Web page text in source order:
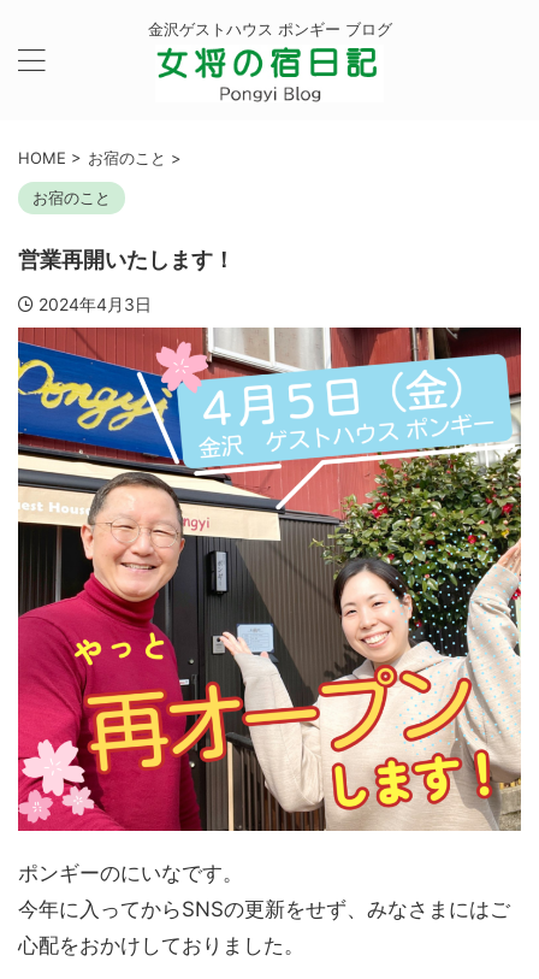
金沢ゲストハウス ポンギー ブログ
HOME > お宿のこと >
お宿のこと
営業再開いたします！
2024年4月3日
ポンギーのにいなです。
今年に入ってからSNSの更新をせず、みなさまにはご
心配をおかけしておりました。